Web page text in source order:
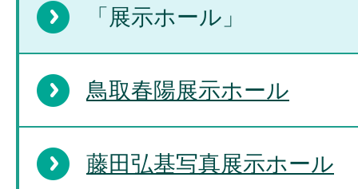
「展示ホール」
鳥取春陽展示ホール
藤田弘基写真展示ホール